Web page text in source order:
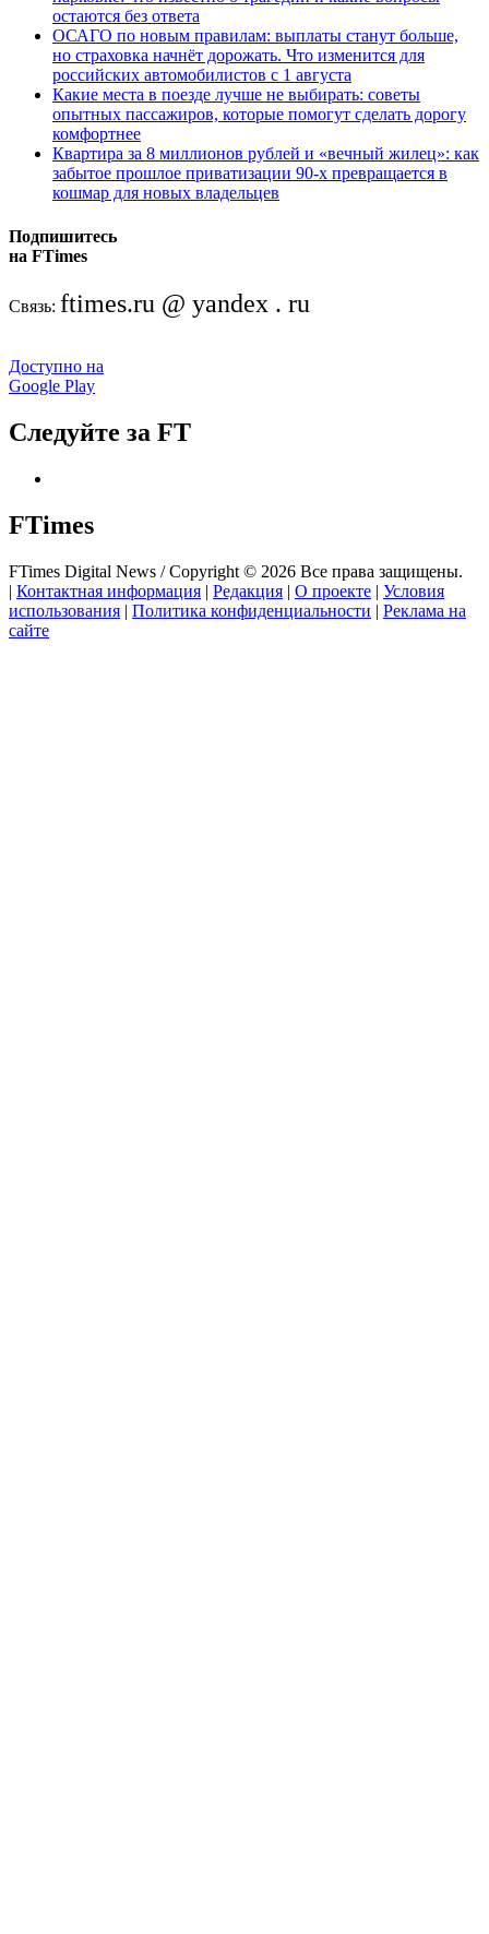
остаются без ответа
ОСАГО по новым правилам: выплаты станут больше,
но страховка начнёт дорожать. Что изменится для
российских автомобилистов с 1 августа
Какие места в поезде лучше не выбирать: советы
опытных пассажиров, которые помогут сделать дорогу
комфортнее
Квартира за 8 миллионов рублей и «вечный жилец»: как
забытое прошлое приватизации 90-х превращается в
кошмар для новых владельцев
Подпишитесь
на FTimes
Связь: ftimes.ru @ yandex . ru
Доступно на
Google Play
Следуйте за FT
FTimes
FTimes Digital News / Copyright © 2026 Все права защищены.
| Контактная информация | Редакция | О проекте | Условия
использования | Политика конфиденциальности | Реклама на
сайте